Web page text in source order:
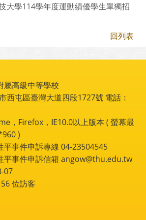
大學114學年度運動績優學生單獨招
回列表
屬高級中等學校
西屯區臺灣大道四段1727號 電話：
，Firefox，IE10.0以上版本 ( 螢幕最
)
平事件申訴專線 04-23504545
平事件申訴信箱 angow@thu.edu.tw
07
位訪客